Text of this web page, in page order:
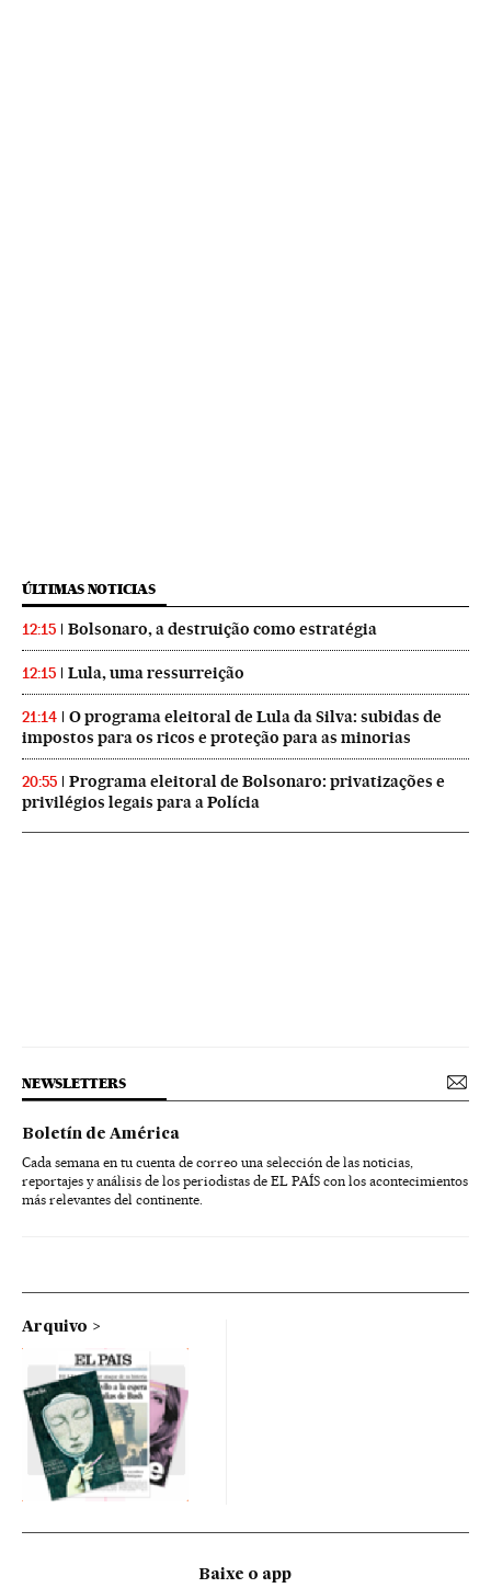
ÚLTIMAS NOTICIAS
12:15 Bolsonaro, a destruição como estratégia
12:15 Lula, uma ressurreição
21:14
O programa eleitoral de Lula da Silva: subidas de
impostos para os ricos e proteção para as minorias
20:55
Programa eleitoral de Bolsonaro: privatizações e
privilégios legais para a Polícia
NEWSLETTERS
Boletín de América
Cada semana en tu cuenta de correo una selección de las noticias,
reportajes y análisis de los periodistas de EL PAÍS con los acontecimientos
más relevantes del continente.
Arquivo
Baixe o app